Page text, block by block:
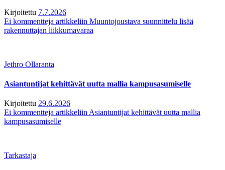
Kirjoitettu 7.7.2026
Ei kommentteja artikkeliin Muuntojoustava suunnittelu lisää
rakennuttajan liikkumavaraa
Jethro Ollaranta
Asiantuntijat kehittävät uutta mallia kampusasumiselle
Kirjoitettu 29.6.2026
Ei kommentteja artikkeliin Asiantuntijat kehittävät uutta mallia
kampusasumiselle
Tarkastaja